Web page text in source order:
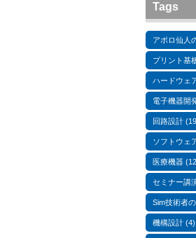
Tags
アポロ仙人
プリント基
ハードウェ
電子機器開
回路設計
ソフトウェ
医療機器
セミナー講
Sim技術者
機構設計 (4)